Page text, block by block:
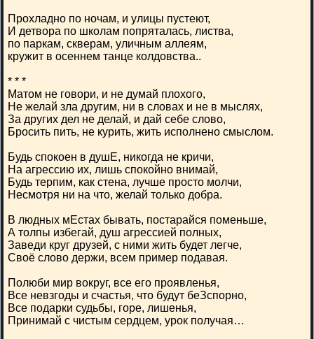
Прохладно по ночам, и улицы пустеют,
И детвора по школам попряталась, листва,
по паркам, скверам, уличным аллеям,
кружит в осеннем танце колдовства..
* * *
Матом не говори, и не думай плохого,
Не желай зла другим, ни в словах и не в мыслях,
За других дел не делай, и дай себе слово,
Бросить пить, не курить, жить исполнено смыслом.
Будь спокоен в душЕ, никогда не кричи,
На агрессию их, лишь спокойно внимай,
Будь терпим, как стена, лучше просто молчи,
Несмотря ни на что, желай только добра.
В людных мЕстах бывать, постарайся поменьше,
А толпы избегай, душ агрессией полных,
Заведи круг друзей, с ними жить будет легче,
Своё слово держи, всем пример подавая.
Полюби мир вокруг, все его проявленья,
Все невзгоды и счастья, что будут беЗспорно,
Все подарки судьбы, горе, лишенья,
Принимай с чистым сердцем, урок получая…